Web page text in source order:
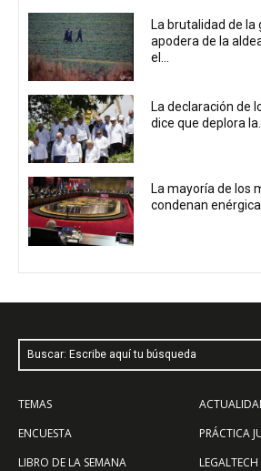
La brutalidad de la
apodera de la
el...
La declaración de
dice que deplora la...
La mayoría de los
condenan
Buscar: Escribe aquí tu búsqueda
TEMAS
ENCUESTA
LIBRO DE LA SEMANA
PRÁCTICA
LEGALTECH